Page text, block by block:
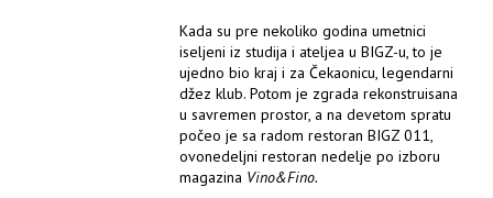
Kada su pre nekoliko godina umetnici
iseljeni iz studija i ateljea u BIGZ-u, to je
ujedno bio kraj i za Čekaonicu, legendarni
džez klub. Potom je zgrada rekonstruisana
u savremen prostor, a na devetom spratu
počeo je sa radom restoran BIGZ 011,
ovonedeljni restoran nedelje po izboru
magazina Vino&Fino.